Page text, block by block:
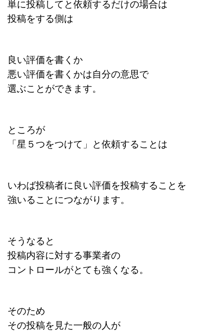
単に投稿してと依頼するだけの場合は
投稿をする側は
良い評価を書くか
悪い評価を書くかは自分の意思で
選ぶことができます。
ところが
「星５つをつけて」と依頼することは
いわば投稿者に良い評価を投稿することを
強いることにつながります。
そうなると
投稿内容に対する事業者の
コントロールがとても強くなる。
そのため
その投稿を見た一般の人が